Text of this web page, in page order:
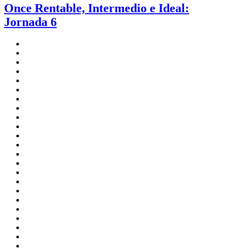
Once Rentable, Intermedio e Ideal:
Jornada 6